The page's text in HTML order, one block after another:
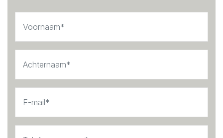
- Equipped with a heat pump
- Rented upholstered, including washing machine
- Rental price excluding utilities
- Indefinite rental contract with a minimum term of 12
months
- Available from 1 February